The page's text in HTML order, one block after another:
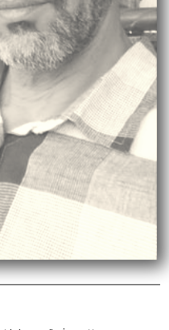
- Maroc
El Kebir - Maroc